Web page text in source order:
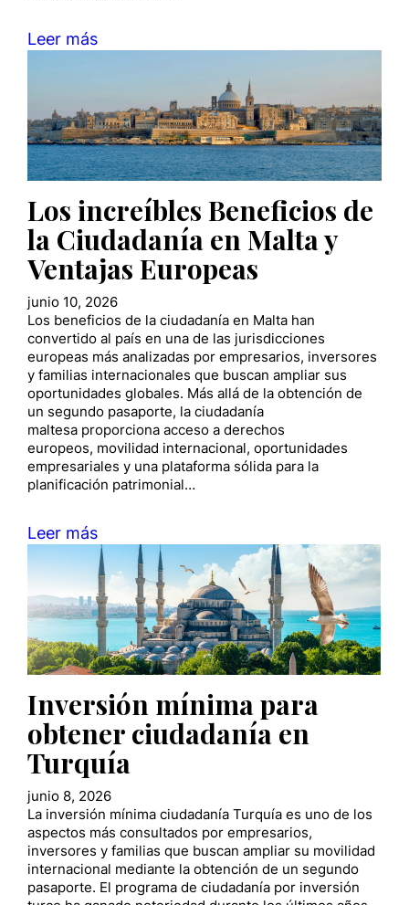
Leer más
Los increíbles Beneficios de
la Ciudadanía en Malta y
Ventajas Europeas
junio 10, 2026
Los beneficios de la ciudadanía en Malta han
convertido al país en una de las jurisdicciones
europeas más analizadas por empresarios, inversores
y familias internacionales que buscan ampliar sus
oportunidades globales. Más allá de la obtención de
un segundo pasaporte, la ciudadanía
maltesa proporciona acceso a derechos
europeos, movilidad internacional, oportunidades
empresariales y una plataforma sólida para la
planificación patrimonial…
Leer más
Inversión mínima para
obtener ciudadanía en
Turquía
junio 8, 2026
La inversión mínima ciudadanía Turquía es uno de los
aspectos más consultados por empresarios,
inversores y familias que buscan ampliar su movilidad
internacional mediante la obtención de un segundo
pasaporte. El programa de ciudadanía por inversión